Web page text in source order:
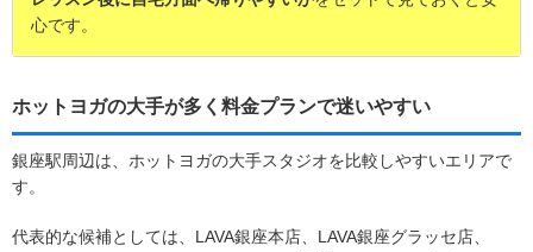
心です。
ホットヨガの大手が多く料金プランで迷いやすい
銀座駅周辺は、ホットヨガの大手スタジオを比較しやすいエリアで
す。
代表的な候補としては、LAVA銀座本店、LAVA銀座グラッセ店、